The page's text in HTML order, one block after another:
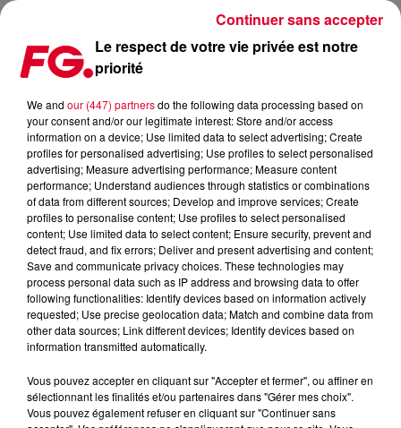
CETTE SEMAINE DANS CLUB FG
Publié : 26 octobre 2022 à 7h00 par Solène Cordier
Le respect de votre vie privée est notre
priorité
We and our (447) partnersdo the following data processing based on
your consent and/or our legitimate interest: Store and/or access
information on a device; Use limited data to select advertising; Create
profiles for personalised advertising; Use profiles to select personalised
advertising; Measure advertising performance; Measure content
performance; Understand audiences through statistics or combinations
of data from different sources; Develop and improve services; Create
profiles to personalise content; Use profiles to select personalised
content; Use limited data to select content; Ensure security, prevent and
detect fraud, and fix errors; Deliver and present advertising and content;
Save and communicate privacy choices. These technologies may
process personal data such as IP address and browsing data to offer
following functionalities: Identify devices based on information actively
requested; Use precise geolocation data; Match and combine data from
other data sources; Link different devices; Identify devices based on
information transmitted automatically.
Vous pouvez accepter en cliquant sur "Accepter et fermer", ou affiner en
sélectionnant les finalités et/ou partenaires dans "Gérer mes choix".
Vous pouvez également refuser en cliquant sur "Continuer sans
Continuer sans accepter